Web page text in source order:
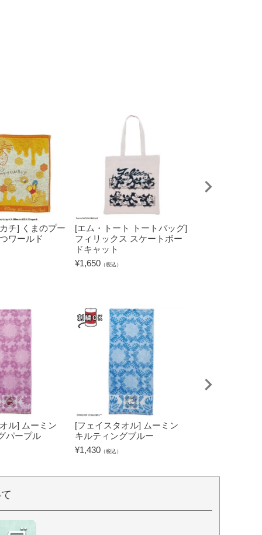
チ] くまのプー
ワールド
[エム・トート トートバッグ]
フィリックス スケートボー
ドキャット
¥1,650 （税込）
ル] ムーミン
パープル
[フェイスタオル] ムーミン
キルティングブルー
¥1,430 （税込）